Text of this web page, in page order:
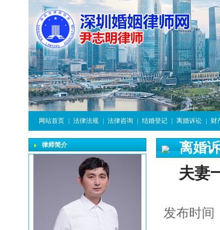
网站首页 法律法规 法律咨询 结婚登记 离婚诉讼 财
律师简介 离婚
夫妻
发布时